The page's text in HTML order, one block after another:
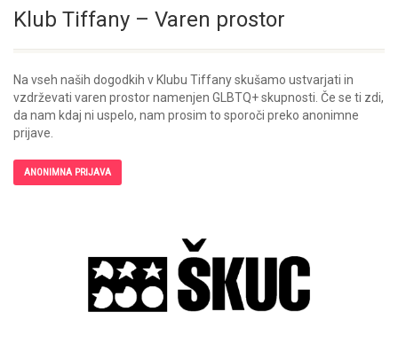
Klub Tiffany – Varen prostor
Na vseh naših dogodkih v Klubu Tiffany skušamo ustvarjati in
vzdrževati varen prostor namenjen GLBTQ+ skupnosti. Če se ti zdi,
da nam kdaj ni uspelo, nam prosim to sporoči preko anonimne
prijave.
ANONIMNA PRIJAVA